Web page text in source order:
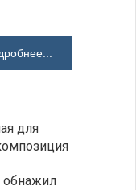
для
обнажил